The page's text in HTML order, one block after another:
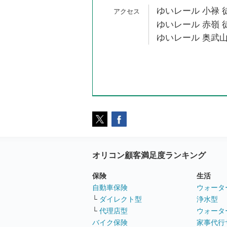
ゆいレール 小禄
ゆいレール 赤嶺
ゆいレール 奥武
オリコン顧客満足度ランキング
保険
自動車保険
└ ダイレクト型
└ 代理店型
バイク保険
生活
ウォー
浄水型
ウォー
家事代行